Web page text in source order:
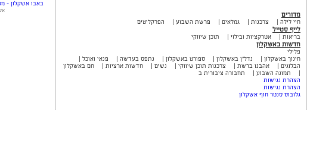
מדורים
חיי לילה צרכנות גמלאים פרשת השבוע הפרקליטים
לייף סטייל
בריאות אטרקציות ובילוי תוכן שיווקי
חדשות באשקלון
פלילי
חינוך באשקלון
נדל"ן באשקלון ספורט באשקלון נתפס בעדשה
פנאי ואוכל
הבלוגים
אהבנו ברשת צרכנות תוכן שיווקי נשים חדשות ארציות
חם באשקלון
תמונה השבוע
תחבורה ציבורית ב
הצהרת נגישות
הצהרת נגישות
גלובוס סנטר חוף אשקלון
באבו אשקלון -